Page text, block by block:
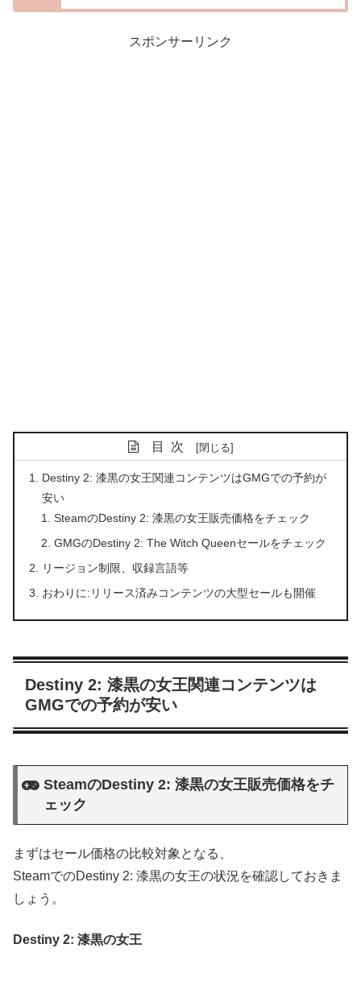
スポンサーリンク
目次
Destiny 2: 漆黒の女王関連コンテンツはGMGでの予約が
安い
SteamのDestiny 2: 漆黒の女王販売価格をチェック
GMGのDestiny 2: The Witch Queenセールをチェック
リージョン制限、収録言語等
おわりに:リリース済みコンテンツの大型セールも開催
Destiny 2: 漆黒の女王関連コンテンツは
GMGでの予約が安い
SteamのDestiny 2: 漆黒の女王販売価格をチ
ェック
まずはセール価格の比較対象となる、
SteamでのDestiny 2: 漆黒の女王の状況を確認しておきま
しょう。
Destiny 2: 漆黒の女王